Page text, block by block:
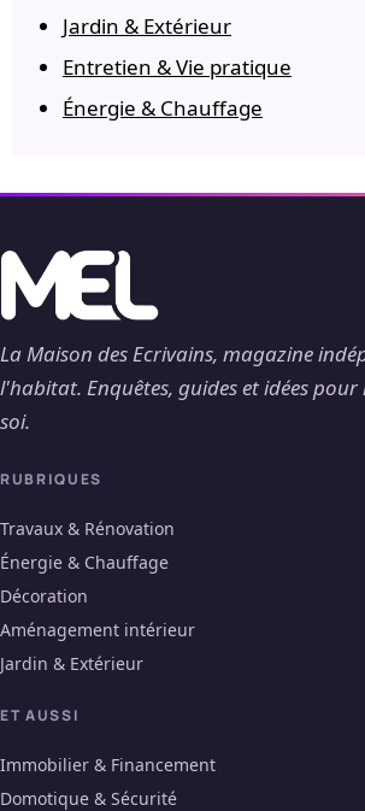
Jardin & Extérieur
Entretien & Vie pratique
Énergie & Chauffage
La Maison des Ecrivains, magazine
l'habitat. Enquêtes, guides et idées pour
soi.
RUBRIQUES
Travaux & Rénovation
Énergie & Chauffage
Décoration
Aménagement intérieur
Jardin & Extérieur
ET AUSSI
Immobilier & Financement
Domotique & Sécurité